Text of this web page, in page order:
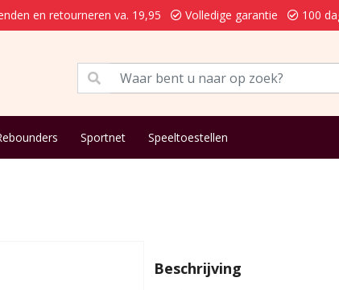
en retourneren va. 19,95 Volledige garantie 100
Sportnet Speeltoestellen
Beschrijving